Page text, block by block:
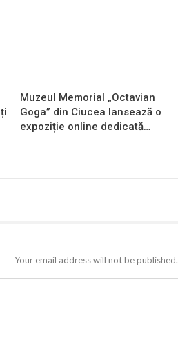
Muzeul Memorial „Octavian
Goga” din Ciucea lansează o
expoziție online dedicată…
Your email address will not be published.